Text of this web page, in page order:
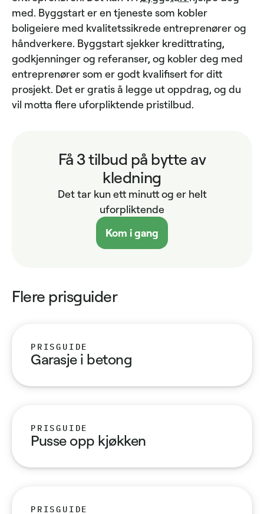
med. Byggstart er en tjeneste som kobler
boligeiere med kvalitetssikrede entreprenører og
håndverkere. Byggstart sjekker kredittrating,
godkjenninger og referanser, og kobler deg med
entreprenører som er godt kvalifisert for ditt
prosjekt. Det er gratis å legge ut oppdrag, og du
vil motta flere uforpliktende pristilbud.
Få 3 tilbud på bytte av
kledning
Det tar kun ett minutt og er helt
uforpliktende
Kom i gang
Flere prisguider
PRISGUIDE
Garasje i betong
PRISGUIDE
Pusse opp kjøkken
PRISGUIDE